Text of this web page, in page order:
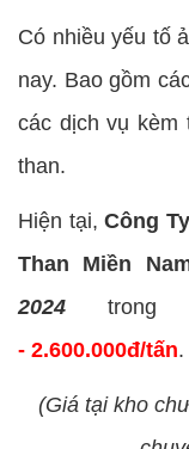
Có nhiều yếu tố
nay. Bao gồm
các dịch vụ
than.
Hiện tại,Công
Than Miền
2024 trong
- 2.600.000đ/tấn.
(Giá tại kho